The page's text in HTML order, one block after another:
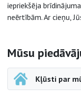
iepriekšēja
neērtībām. Ar cieņu,
Sāna
Mūsu
Kļūsti par